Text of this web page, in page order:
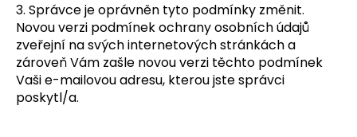
3. Správce je oprávněn tyto podmínky změnit.
Novou verzi podmínek ochrany osobních údajů
zveřejní na svých internetových stránkách a
zároveň Vám zašle novou verzi těchto podmínek
Vaši e-mailovou adresu, kterou jste správci
poskytl/a.